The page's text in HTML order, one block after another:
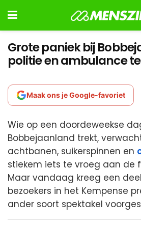
Grote paniek bij
politie en ambulance
Maak ons je Google-favoriet
Wie op een doordeweekse
Bobbejaanland trekt,
achtbanen, suikerspinnen en
stiekem iets te vroeg aan de
Maar vandaag kreeg een
bezoekers in het Kempense
ander soort spektakel